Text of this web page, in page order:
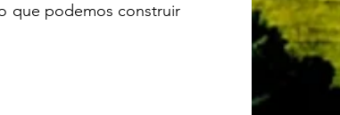
que podemos construir